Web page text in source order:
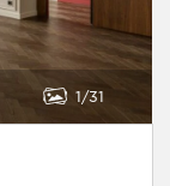
1 31